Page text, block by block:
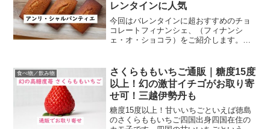
レンタインに人気
今回はバレンタインに超おすすめのチョ
コレートフィナンシェ、（フィナンシ
ェ・オ・ショコラ）をご紹介します。バ
ンリシャルパンティエの大人気フィナン
シェa8adscript(...
食べ物／飲み物
さくらももいちご通販｜糖度15度
以上！幻の激甘イチゴがお取り寄
せ可！三越伊勢丹も
糖度15度以上！甘いいちごといえば徳島
のさくらももいちご四国出身四国在住の